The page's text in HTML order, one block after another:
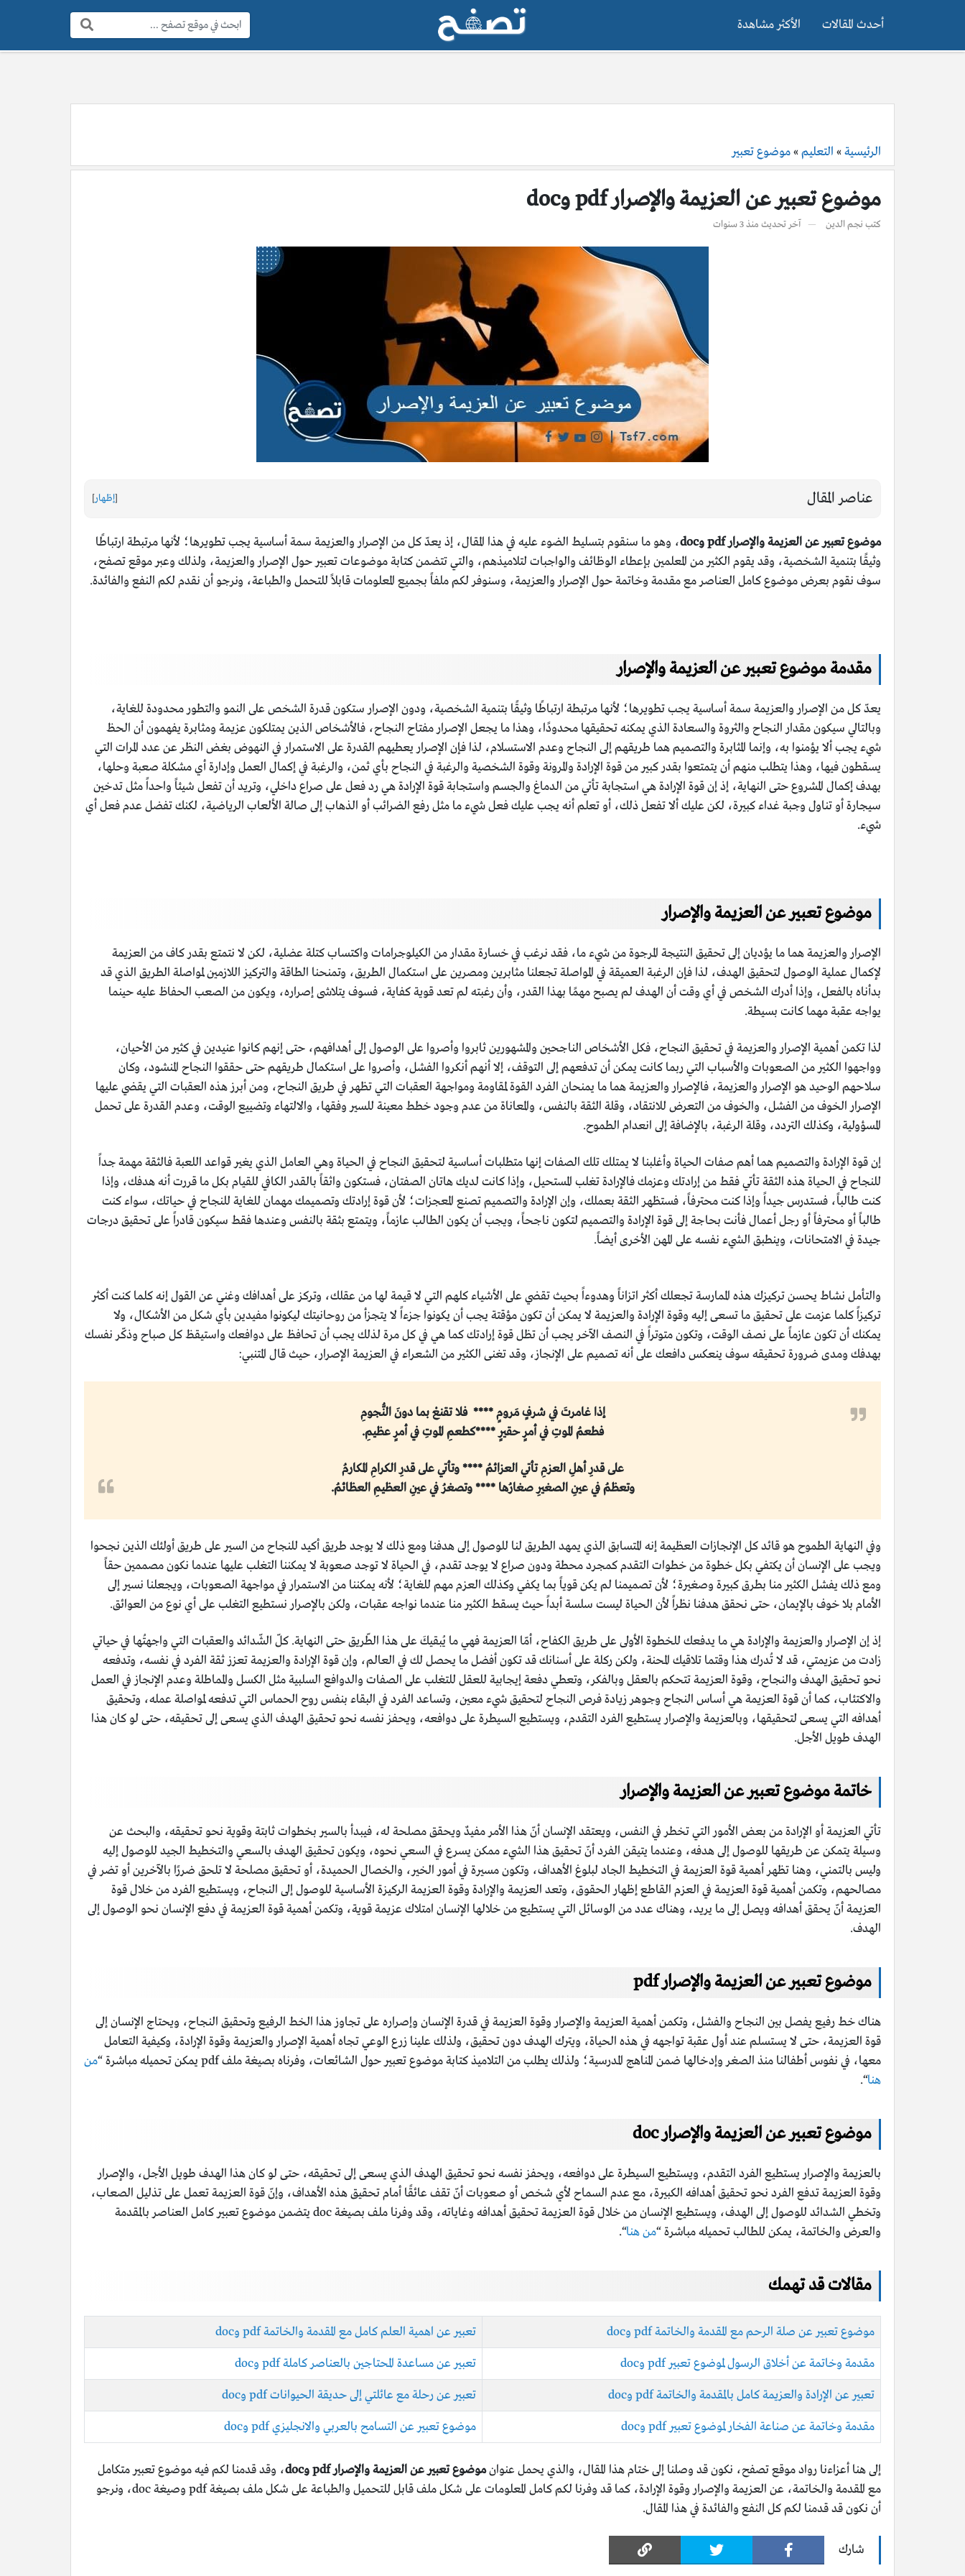
أحدث المقالات الأكثر مشاهدة
البحث:
الرئيسية » التعليم »موضوع تعبير
موضوع تعبير عن العزيمة والإصرار pdf وdoc
كتب نجم الدين آخر تحديث منذ 3 سنوات
عناصر المقال [إظهار]
موضوع تعبير عن العزيمة والإصرار pdf وdoc
، وهو ما سنقوم بتسليط الضوء عليه في هذا المقال، إذ يعدّ كل من الإصرار والعزيمة سمة أساسية يجب تطويرها؛ لأنها مرتبطة ارتباطًا
وثيقًا بتنمية الشخصية، وقد يقوم الكثير من المعلمين بإعطاء الوظائف والواجبات لتلاميذهم، والتي تتضمن كتابة موضوعات تعبير حول الإصرار والعزيمة، ولذلك وعبر موقع تصفح،
سوف نقوم بعرض موضوع كامل العناصر مع مقدمة وخاتمة حول الإصرار والعزيمة، وسنوفر لكم ملفاً بجميع المعلومات قابلاً للتحمل والطباعة، ونرجو أن نقدم لكم النفع والفائدة.
مقدمة موضوع تعبير عن العزيمة والإصرار
يعدّ كل من الإصرار والعزيمة سمة أساسية يجب تطويرها؛ لأنها مرتبطة ارتباطًا وثيقًا بتنمية الشخصية، ودون الإصرار ستكون قدرة الشخص على النمو والتطور محدودة للغاية،
وبالتالي سيكون مقدار النجاح والثروة والسعادة الذي يمكنه تحقيقها محدودًا، وهذا ما يجعل الإصرار مفتاح النجاح، فالأشخاص الذين يمتلكون عزيمة ومثابرة يفهمون أن الحظ
شيء يجب ألا يؤمنوا به، وإنما المثابرة والتصميم هما طريقهم إلى النجاح وعدم الاستسلام، لذا فإن الإصرار يعطيهم القدرة على الاستمرار في النهوض بغض النظر عن عدد المرات التي
يسقطون فيها، وهذا يتطلب منهم أن يتمتعوا بقدر كبير من قوة الإرادة والمرونة وقوة الشخصية والرغبة في النجاح بأي ثمن، والرغبة في إكمال العمل وإدارة أي مشكلة صعبة وحلها،
بهدف إكمال المشروع حتى النهاية، إذ إن قوة الإرادة هي استجابة تأتي من الدماغ والجسم واستجابة قوة الإرادة هي رد فعل على صراع داخلي، وتريد أن تفعل شيئاً واحداً مثل تدخين
سيجارة أو تناول وجبة غداء كبيرة، لكن عليك ألا تفعل ذلك، أو تعلم أنه يجب عليك فعل شيء ما مثل رفع الضرائب أو الذهاب إلى صالة الألعاب الرياضية، لكنك تفضل عدم فعل أي
شيء.
موضوع تعبير عن العزيمة والإصرار
الإصرار والعزيمة هما ما يؤديان إلى تحقيق النتيجة المرجوة من شيء ما، فقد نرغب في خسارة مقدار من الكيلوجرامات واكتساب كتلة عضلية، لكن لا نتمتع بقدر كاف من العزيمة
لإكمال عملية الوصول لتحقيق الهدف، لذا فإن الرغبة العميقة في المواصلة تجعلنا مثابرين ومصرين على استكمال الطريق، وتمنحنا الطاقة والتركيز اللازمين لمواصلة الطريق الذي قد
بدأناه بالفعل، وإذا أدرك الشخص في أي وقت أن الهدف لم يصبح مهمًا بهذا القدر، وأن رغبته لم تعد قوية كفاية، فسوف يتلاشى إصراره، ويكون من الصعب الحفاظ عليه حينما
يواجه عقبة مهما كانت بسيطة.
لذا تكمن أهمية الإصرار والعزيمة في تحقيق النجاح، فكل الأشخاص الناجحين والمشهورين ثابروا وأصروا على الوصول إلى أهدافهم، حتى إنهم كانوا عنيدين في كثير من الأحيان،
وواجهوا الكثير من الصعوبات والأسباب التي ربما كانت يمكن أن تدفعهم إلى التوقف، إلا أنهم أنكروا الفشل، وأصروا على استكمال طريقهم حتى حققوا النجاح المنشود، وكان
سلاحهم الوحيد هو الإصرار والعزيمة، فالإصرار والعزيمة هما ما يمنحان الفرد القوة لمقاومة ومواجهة العقبات التي تظهر في طريق النجاح، ومن أبرز هذه العقبات التي يقضي عليها
الإصرار الخوف من الفشل، والخوف من التعرض للانتقاد، وقلة الثقة بالنفس، والمعاناة من عدم وجود خطط معينة للسير وفقها، والالتهاء وتضييع الوقت، وعدم القدرة على تحمل
المسؤولية، وكذلك التردد، وقلة الرغبة، بالإضافة إلى انعدام الطموح.
إن قوة الإرادة والتصميم هما أهم صفات الحياة وأغلبنا لا يمتلك تلك الصفات إنها متطلبات أساسية لتحقيق النجاح في الحياة وهي العامل الذي يغير قواعد اللعبة فالثقة مهمة جداً
للنجاح في الحياة هذه الثقة تأتي فقط من إرادتك وعزمك فالإرادة تغلب المستحيل، وإذا كانت لديك هاتان الصفتان، فستكون واثقاً بالقدر الكافي للقيام بكل ما قررت أنه هدفك، وإذا
كنت طالباً، فستدرس جيداً وإذا كنت محترفاً، فستظهر الثقة بعملك، وإن الإرادة والتصميم تصنع المعجزات؛ لأن قوة إرادتك وتصميمك مهمان للغاية للنجاح في حياتك، سواء كنت
طالباً أو محترفاً أو رجل أعمال فأنت بحاجة إلى قوة الإرادة والتصميم لتكون ناجحاً، ويجب أن يكون الطالب عازماً، ويتمتع بثقة بالنفس وعندها فقط سيكون قادراً على تحقيق درجات
جيدة في الامتحانات، وينطبق الشيء نفسه على المهن الأخرى أيضاً.
والتأمل نشاط يحسن تركيزك هذه الممارسة تجعلك أكثر اتزاناً وهدوءاً بحيث تقضي على الأشياء كلهم التي لا قيمة لها من عقلك، وتركز على أهدافك وغني عن القول إنه كلما كنت أكثر
تركيزاً كلما عزمت على تحقيق ما تسعى إليه وقوة الإرادة والعزيمة لا يمكن أن تكون مؤقتة يجب أن يكونوا جزءاً لا يتجزأ من روحانيتك ليكونوا مفيدين بأي شكل من الأشكال، ولا
يمكنك أن تكون عازماً على نصف الوقت، وتكون متوتراً في النصف الآخر يجب أن تظل قوة إرادتك كما هي في كل مرة لذلك يجب أن تحافظ على دوافعك واستيقظ كل صباح وذكّر نفسك
بهدفك ومدى ضرورة تحقيقه سوف ينعكس دافعك على أنه تصميم على الإنجاز، وقد تغنى الكثير من الشعراء في العزيمة الإصرار، حيث قال المتنبي:
إذا غامرتَ في شرفٍ مَرومٍ **** فلا تقنعْ بما دونَ النُّجومِ
فطعمُ الموتِ في أمرٍ حقيرٍ ****كطعمِ الموتِ في أمرٍ عظيمِ.
على قدرِ أهلِ العزمِ تأتي العزائمُ **** وتأتي على قدرِ الكرامِ المكارمُ
وتعظمُ في عينِ الصغيرِ صغارُها **** وتصغرُ في عينِ العظيمِ العظائمُ.
وفي النهاية الطموح هو قائد كل الإنجازات العظيمة إنه المتسابق الذي يمهد الطريق لنا للوصول إلى هدفنا ومع ذلك لا يوجد طريق أكيد للنجاح من السير على طريق أولئك الذين نجحوا
ويجب على الإنسان أن يكتفي بكل خطوة من خطوات التقدم كمجرد محطة ودون صراع لا يوجد تقدم، في الحياة لا توجد صعوبة لا يمكننا التغلب عليها عندما نكون مصممين حقاً
ومع ذلك يفشل الكثير منا بطرق كبيرة وصغيرة؛ لأن تصميمنا لم يكن قوياً بما يكفي وكذلك العزم مهم للغاية؛ لأنه يمكننا من الاستمرار في مواجهة الصعوبات، ويجعلنا نسير إلى
الأمام بلا خوف بالإيمان، حتى نحقق هدفنا نظراً لأن الحياة ليست سلسة أبداً حيث يسقط الكثير منا عندما نواجه عقبات، ولكن بالإصرار نستطيع التغلب على أي نوع من العوائق.
إذ إن الإصرار والعزيمة والإرادة هي ما يدفعك للخطوة الأولى على طريق الكفاح، أمّا العزيمة فهي ما يُبقيكَ على هذا الطّريق حتى النهاية. كلّ الشّدائد والعقبات التي واجهتُها في حياتي
زادت من عزيمتي، قد لا تُدرك هذا وقتما تلاقيك المحنة، ولكن ركلة على أسنانك قد تكون أفضل ما يحصل لك في العالم، وإن قوة الإرادة والعزيمة تعزز ثقة الفرد في نفسه، وتدفعه
نحو تحقيق الهدف والنجاح، وقوة العزيمة تتحكم بالعقل وبالفكر، وتعطي دفعة إيجابية للعقل للتغلب على الصفات والدوافع السلبية مثل الكسل والمماطلة وعدم الإنجاز في العمل
والاكتئاب، كما أن قوة العزيمة هي أساس النجاح وجوهر زيادة فرص النجاح لتحقيق شيء معين، وتساعد الفرد في البقاء بنفس روح الحماس التي تدفعه لمواصلة عمله، وتحقيق
أهدافه التي يسعى لتحقيقها، وبالعزيمة والإصرار يستطيع الفرد التقدم، ويستطيع السيطرة على دوافعه، ويحفز نفسه نحو تحقيق الهدف الذي يسعى إلى تحقيقه، حتى لو كان هذا
الهدف طويل الأجل.
خاتمة موضوع تعبير عن العزيمة والإصرار
تأتي العزيمة أو الإرادة من بعض الأمور التي تخطر في النفس، ويعتقد الإنسان أنّ هذا الأمر مفيدٌ ويحقق مصلحة له، فيبدأ بالسير بخطوات ثابتة وقوية نحو تحقيقه، والبحث عن
وسيلة يتمكن عن طريقها للوصول إلى هدفه، وعندما يتيقن الفرد أنّ تحقيق هذا الشيء ممكن يسرع في السعي نحوه، ويكون تحقيق الهدف بالسعي والتخطيط الجيد للوصول إليه
وليس بالتمني، وهنا تظهر أهمية قوة العزيمة في التخطيط الجاد لبلوغ الأهداف، وتكون مسيرة في أمور الخير، والخصال الحميدة، أو تحقيق مصلحة لا تلحق ضررًا بالآخرين أو تضر في
مصالحهم، وتكمن أهمية قوة العزيمة في العزم القاطع إظهار الحقوق، وتعد العزيمة والإرادة وقوة العزيمة الركيزة الأساسية للوصول إلى النجاح، ويستطيع الفرد من خلال قوة
العزيمة أنّ يحقق أهدافه ويصل إلى ما يريد، وهناك عدد من الوسائل التي يستطيع من خلالها الإنسان امتلاك عزيمة قوية، وتكمن أهمية قوة العزيمة في دفع الإنسان نحو الوصول إلى
الهدف.
موضوع تعبير عن العزيمة والإصرار pdf
هناك خط رفيع يفصل بين النجاح والفشل، وتكمن أهمية العزيمة والإصرار وقوة العزيمة في قدرة الإنسان وإصراره على تجاوز هذا الخط الرفيع وتحقيق النجاح، ويحتاج الإنسان إلى
قوة العزيمة، حتى لا يستسلم عند أول عقبة تواجهه في هذه الحياة، ويترك الهدف دون تحقيق، ولذلك علينا زرع الوعي تجاه أهمية الإصرار والعزيمة وقوة الإرادة، وكيفية التعامل
معها، في نفوس أطفالنا منذ الصغر وإدخالها ضمن المناهج المدرسية؛ ولذلك يطلب من التلاميذ كتابة موضوع تعبير حول الشائعات، وفرناه بصيغة ملف pdf يمكن تحميله مباشرة “
من
هنا“.
موضوع تعبير عن العزيمة والإصرار doc
بالعزيمة والإصرار يستطيع الفرد التقدم، ويستطيع السيطرة على دوافعه، ويحفز نفسه نحو تحقيق الهدف الذي يسعى إلى تحقيقه، حتى لو كان هذا الهدف طويل الأجل، والإصرار
وقوة العزيمة تدفع الفرد نحو تحقيق أهدافه الكبيرة، مع عدم السماح لأي شخص أو صعوبات أنّ تقف عائقًا أمام تحقيق هذه الأهداف، وإنّ قوة العزيمة تعمل على تذليل الصعاب،
وتخطي الشدائد للوصول إلى الهدف، ويستطيع الإنسان من خلال قوة العزيمة تحقيق أهدافه وغاياته، وقد وفرنا ملف بصيغة doc يتضمن موضوع تعبير كامل العناصر بالمقدمة
والعرض والخاتمة، يمكن للطالب تحميله مباشرة “من هنا“.
مقالات قد تهمك
موضوع تعبير عن صلة الرحم مع المقدمة والخاتمة pdf وdoc تعبير عن اهمية العلم كامل مع المقدمة والخاتمة pdf وdoc
مقدمة وخاتمة عن أخلاق الرسول لموضوع تعبير pdf وdoc تعبير عن مساعدة المحتاجين بالعناصر كاملة pdf وdoc
تعبير عن الإرادة والعزيمة كامل بالمقدمة والخاتمة pdf وdoc تعبير عن رحلة مع عائلتي إلى حديقة الحيوانات pdf وdoc
مقدمة وخاتمة عن صناعة الفخار لموضوع تعبير pdf وdoc موضوع تعبير عن التسامح بالعربي والانجليزي pdf وdoc
إلى هنا أعزاءنا رواد موقع تصفح، نكون قد وصلنا إلى ختام هذا المقال، والذي يحمل عنوانموضوع تعبير عن العزيمة والإصرار pdf وdoc
، وقد قدمنا لكم فيه موضوع تعبير متكامل
مع المقدمة والخاتمة، عن العزيمة والإصرار وقوة الإرادة، كما قد وفرنا لكم كامل المعلومات على شكل ملف قابل للتحميل والطباعة على شكل ملف بصيغة pdf وصيغة doc، ونرجو
أن نكون قد قدمنا لكم كل النفع والفائدة في هذا المقال.
شارك